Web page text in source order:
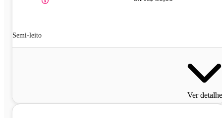
Semi-leito
Ver